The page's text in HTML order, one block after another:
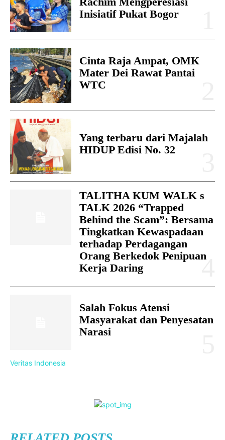
Inisiatif Pukat Bogor
Cinta Raja Ampat, OMK
Mater Dei Rawat Pantai
WTC
Yang terbaru dari Majalah
HIDUP Edisi No. 32
TALITHA KUM WALK s
TALK 2026 “Trapped
Behind the Scam”: Bersama
Tingkatkan Kewaspadaan
terhadap Perdagangan
Orang Berkedok Penipuan
Kerja Daring
Salah Fokus Atensi
Masyarakat dan Penyesatan
Narasi
Veritas Indonesia